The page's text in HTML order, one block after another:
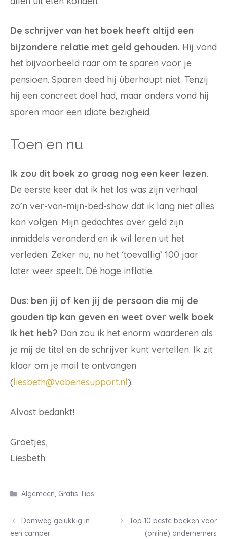
De schrijver van het boek heeft altijd een
bijzondere relatie met geld gehouden. Hij vond
het bijvoorbeeld raar om te sparen voor je
pensioen. Sparen deed hij überhaupt niet. Tenzij
hij een concreet doel had, maar anders vond hij
sparen maar een idiote bezigheid.
Toen en nu
Ik zou dit boek zo graag nog een keer lezen.
De eerste keer dat ik het las was zijn verhaal
zo’n ver-van-mijn-bed-show dat ik lang niet alles
kon volgen. Mijn gedachtes over geld zijn
inmiddels veranderd en ik wil leren uit het
verleden. Zeker nu, nu het ‘toevallig’ 100 jaar
later weer speelt. Dé hoge inflatie.
Dus: ben jij of ken jij de persoon die mij de
gouden tip kan geven en weet over welk boek
ik het heb? Dan zou ik het enorm waarderen als
je mij de titel en de schrijver kunt vertellen. Ik zit
klaar om je mail te ontvangen
(liesbeth@vabenesupport.nl).
Alvast bedankt!
Groetjes,
Liesbeth
Categorieën
Algemeen, Gratis Tips
Post
navigation
Domweg gelukkig in
een camper
Top-10 beste boeken voor
(online) ondernemers